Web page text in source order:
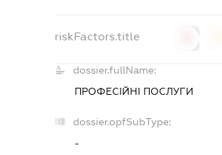
riskFactors.title
dossier.fullName:
ПРОФЕСІЙНІ ПОСЛУГИ
dossier.opfSubType:
-